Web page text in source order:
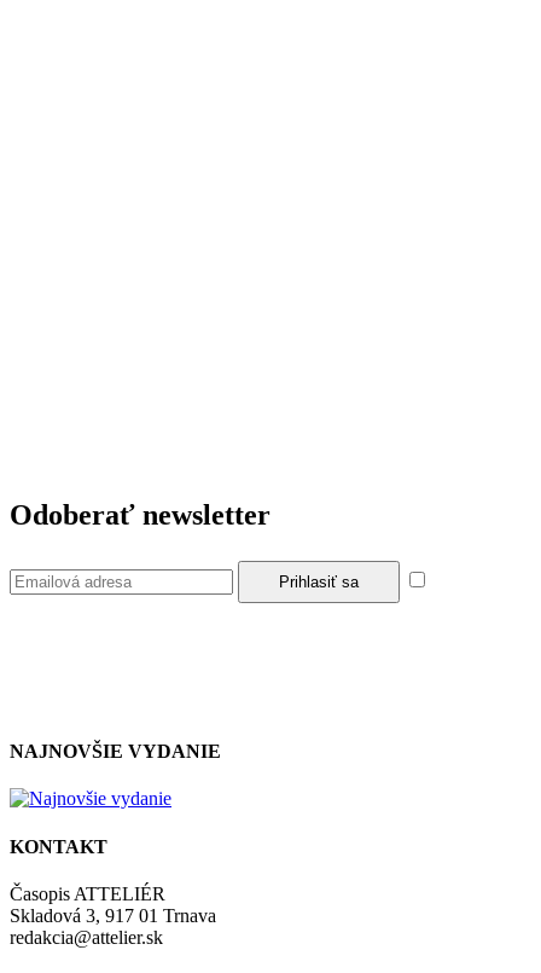
Odoberať newsletter
NAJNOVŠIE VYDANIE
KONTAKT
Časopis ATTELIÉR
Skladová 3, 917 01 Trnava
redakcia@attelier.sk